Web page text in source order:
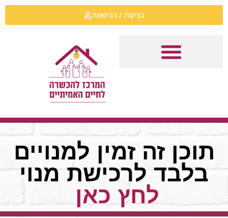
כניסה / הרשמה
תוכן זה זמין למנויים
בלבד לרכישת מנוי
לחץ כאן